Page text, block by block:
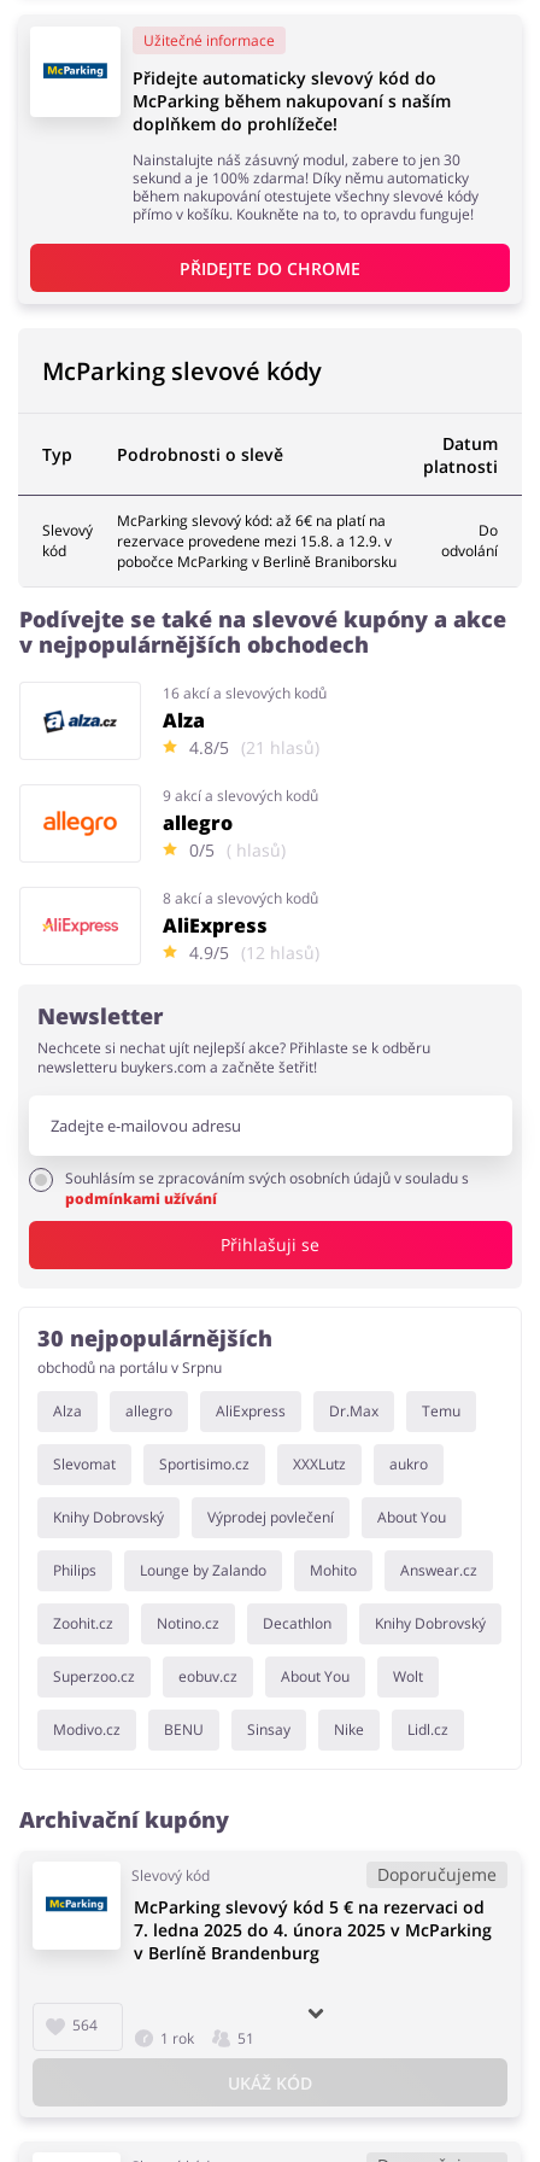
Domácnost a spotřebiče Turistika a cestování
Služby Zdraví a krása
Užitečné informace
Přidejte automaticky slevový kód do
McParking během nakupovaní s naším
doplňkem do prohlížeče!
Nainstalujte náš zásuvný modul, zabere to jen 30
sekund a je 100% zdarma! Díky němu automaticky
během nakupování otestujete všechny slevové kódy
přímo v košíku. Koukněte na to, to opravdu funguje!
PŘIDEJTE DO CHROME
McParking slevové kódy
Typ Podrobnosti o slevě
Datum
platnosti
Slevový
kód
McParking slevový kód: až 6€ na platí na
rezervace provedene mezi 15.8. a 12.9. v
pobočce McParking v Berlině Braniborsku
Do
odvolání
Podívejte se také na slevové kupóny a akce
v nejpopulárnějších obchodech
16 akcí a slevových kodů
Alza
4.8/5 (21 hlasů)
9 akcí a slevových kodů
allegro
0/5 ( hlasů)
8 akcí a slevových kodů
AliExpress
4.9/5 (12 hlasů)
Newsletter
Nechcete si nechat ujít nejlepší akce? Přihlaste se k odběru
newsletteru buykers.com a začněte šetřit!
Souhlásím se zpracováním svých osobních údajů v souladu s
podmínkami užívání
Přihlašuji se
30 nejpopulárnějších
obchodů na portálu v Srpnu
Alza allegro AliExpress Dr.Max Temu
Slevomat Sportisimo.cz XXXLutz aukro
Knihy Dobrovský Výprodej povlečení About You
Philips Lounge by Zalando Mohito Answear.cz
Zoohit.cz Notino.cz Decathlon Knihy Dobrovský
Superzoo.cz eobuv.cz About You Wolt
Modivo.cz BENU Sinsay Nike Lidl.cz
Archivační kupóny
Slevový kód Doporučujeme
564
McParking slevový kód 5 € na rezervaci od
7. ledna 2025 do 4. února 2025 v McParking
v Berlíně Brandenburg
1 rok 51
UKÁŽ KÓD